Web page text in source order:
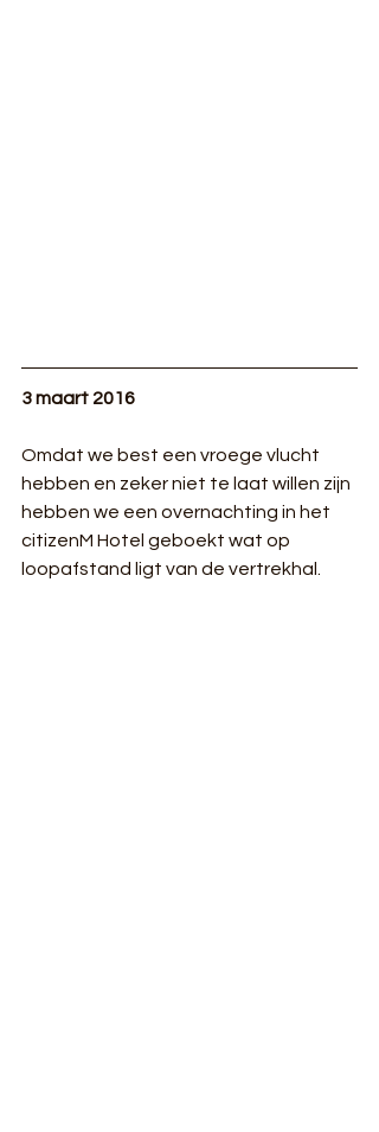
3 maart 2016
Omdat we best een vroege vlucht
hebben en zeker niet te laat willen zijn
hebben we een overnachting in het
citizenM Hotel geboekt wat op
loopafstand ligt van de vertrekhal.